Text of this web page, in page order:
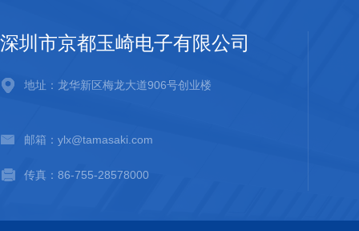
深圳市京都玉崎电子有限公司
地址：龙华新区梅龙大道906号创业楼
邮箱：ylx@tamasaki.com
传真：86-755-28578000